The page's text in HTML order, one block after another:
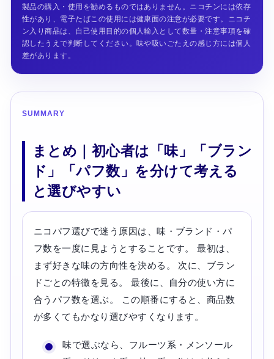
製品の購入・使用を勧めるものではありません。ニコチンには依存
性があり、電子たばこの使用には健康面の注意が必要です。ニコチ
ン入り商品は、自己使用目的の個人輸入として数量・注意事項を確
認したうえで判断してください。味や吸いごたえの感じ方には個人
差があります。
SUMMARY
まとめ｜初心者は「味」「ブラン
ド」「パフ数」を分けて考える
と選びやすい
ニコパフ選びで迷う原因は、味・ブランド・パ
フ数を一度に見ようとすることです。 最初は、
まず好きな味の方向性を決める。 次に、ブラン
ドごとの特徴を見る。 最後に、自分の使い方に
合うパフ数を選ぶ。 この順番にすると、商品数
が多くてもかなり選びやすくなります。
味で選ぶなら、フルーツ系・メンソール